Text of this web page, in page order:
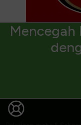
Mencegah